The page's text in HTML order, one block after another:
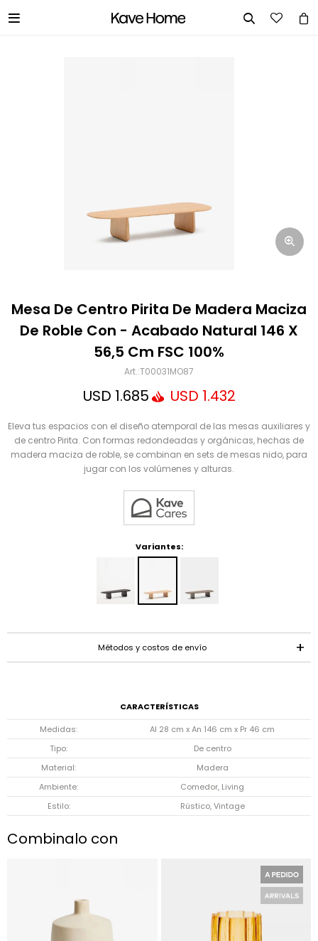
 
Mesa De Centro Pirita De Madera Maciza
De Roble Con - Acabado Natural 146 X
56,5 Cm FSC 100%
T00031MO87
USD 1.685 USD 1.432
Eleva tus espacios con el diseño atemporal de las mesas auxiliares y
de centro Pirita. Con formas redondeadas y orgánicas, hechas de
madera maciza de roble, se combinan en sets de mesas nido, para
jugar con los volúmenes y alturas.
Variantes:
Métodos y costos de envío
CARACTERÍSTICAS
Medidas
Al 28 cm x An 146 cm x Pr 46 cm
Tipo
De centro
Material
Madera
Ambiente
Comedor, Living
Estilo
Rústico, Vintage
Combinalo con
Mensaje